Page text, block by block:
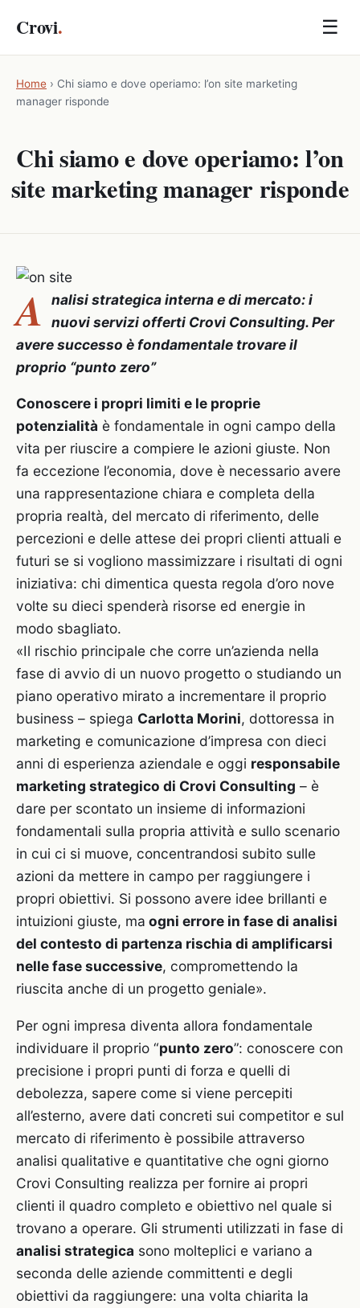
Crovi. ☰
Home › Chi siamo e dove operiamo: l’on site marketing
manager risponde
Chi siamo e dove operiamo: l’on
site marketing manager risponde
A
nalisi strategica interna e di mercato: i
nuovi servizi offerti Crovi Consulting. Per
avere successo è fondamentale trovare il
proprio “punto zero”
Conoscere i propri limiti e le proprie
potenzialità è fondamentale in ogni campo della
vita per riuscire a compiere le azioni giuste. Non
fa eccezione l’economia, dove è necessario avere
una rappresentazione chiara e completa della
propria realtà, del mercato di riferimento, delle
percezioni e delle attese dei propri clienti attuali e
futuri se si vogliono massimizzare i risultati di ogni
iniziativa: chi dimentica questa regola d’oro nove
volte su dieci spenderà risorse ed energie in
modo sbagliato.
«Il rischio principale che corre un’azienda nella
fase di avvio di un nuovo progetto o studiando un
piano operativo mirato a incrementare il proprio
business – spiega Carlotta Morini, dottoressa in
marketing e comunicazione d’impresa con dieci
anni di esperienza aziendale e oggi responsabile
marketing strategico di Crovi Consulting – è
dare per scontato un insieme di informazioni
fondamentali sulla propria attività e sullo scenario
in cui ci si muove, concentrandosi subito sulle
azioni da mettere in campo per raggiungere i
propri obiettivi. Si possono avere idee brillanti e
intuizioni giuste, ma ogni errore in fase di analisi
del contesto di partenza rischia di amplificarsi
nelle fase successive, compromettendo la
riuscita anche di un progetto geniale».
Per ogni impresa diventa allora fondamentale
individuare il proprio “punto zero”: conoscere con
precisione i propri punti di forza e quelli di
debolezza, sapere come si viene percepiti
all’esterno, avere dati concreti sui competitor e sul
mercato di riferimento è possibile attraverso
analisi qualitative e quantitative che ogni giorno
Crovi Consulting realizza per fornire ai propri
clienti il quadro completo e obiettivo nel quale si
trovano a operare. Gli strumenti utilizzati in fase di
analisi strategica sono molteplici e variano a
seconda delle aziende committenti e degli
obiettivi da raggiungere: una volta chiarita la